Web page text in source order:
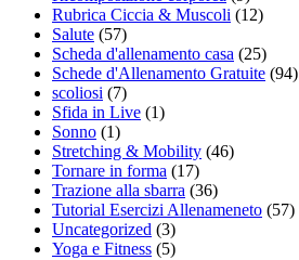
Rubrica Ciccia & Muscoli (12)
Salute (57)
Scheda d'allenamento casa (25)
Schede d'Allenamento Gratuite (94)
scoliosi (7)
Sfida in Live (1)
Sonno (1)
Stretching & Mobility (46)
Tornare in forma (17)
Trazione alla sbarra (36)
Tutorial Esercizi Allenameneto (57)
Uncategorized (3)
Yoga e Fitness (5)